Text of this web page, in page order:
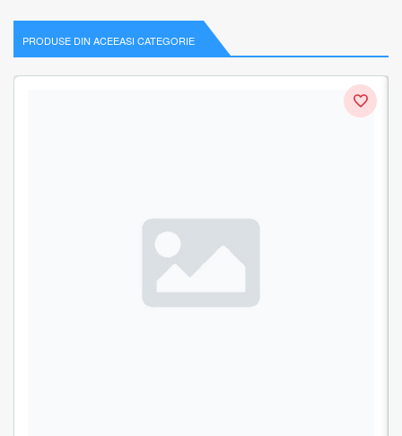
PRODUSE DIN ACEEASI CATEGORIE